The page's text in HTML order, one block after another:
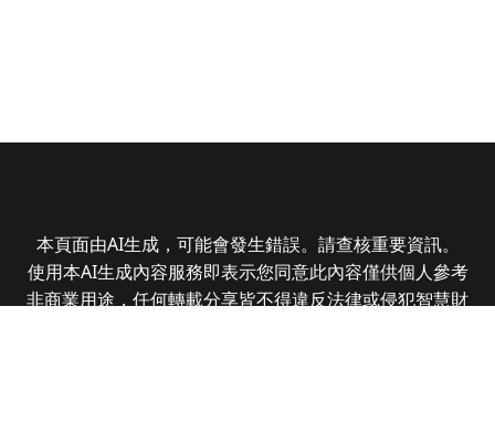
本頁面由AI生成，可能會發生錯誤。請查核重要資訊。
使用本AI生成內容服務即表示您同意此內容僅供個人參考
非商業用途，任何轉載分享皆不得違反法律或侵犯智慧財